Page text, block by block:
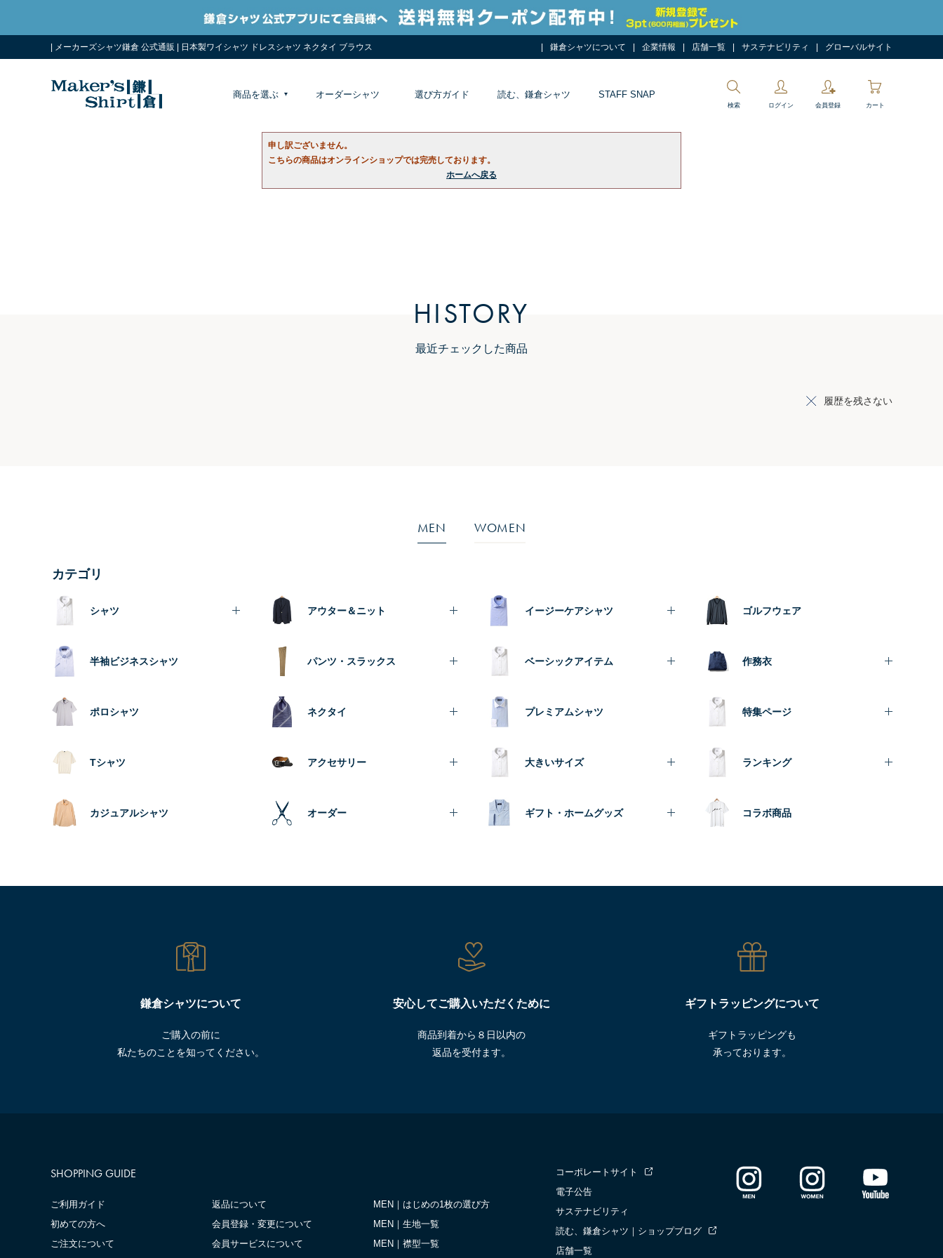
| メーカーズシャツ鎌倉 公式通販 | 日本製ワイシャツ ドレスシャツ ネクタイ ブラウス 鎌倉シャツについて 企業情報 店舗一覧 サステナビリティ グローバルサイト
商品を選ぶ オーダーシャツ 選び方ガイド 読む、鎌倉シャツ STAFF SNAP
検索 ログイン 会員登録 カート
申し訳ございません。
こちらの商品はオンラインショップでは完売しております。
ホームへ戻る
HISTORY
最近チェックした商品
履歴を残さない
MEN WOMEN
カテゴリ
シャツ
半袖ビジネスシャツ
ポロシャツ
Tシャツ
カジュアルシャツ
アウター＆ニット
パンツ・スラックス
ネクタイ
アクセサリー
オーダー
イージーケアシャツ
ベーシックアイテム
プレミアムシャツ
大きいサイズ
ギフト・ホームグッズ
ゴルフウェア
作務衣
特集ページ
ランキング
コラボ商品
鎌倉シャツについて
ご購入の前に
私たちのことを知ってください。
安心してご購入いただくために
商品到着から８日以内の
返品を受付ます。
ギフトラッピングについて
ギフトラッピングも
承っております。
SHOPPING GUIDE
ご利用ガイド
初めての方へ
ご注文について
返品について
会員登録・変更について
会員サービスについて
MEN｜はじめの1枚の選び方
MEN｜生地一覧
MEN｜襟型一覧
コーポレートサイト
電子公告
サステナビリティ
読む、鎌倉シャツ｜ショップブログ
店舗一覧